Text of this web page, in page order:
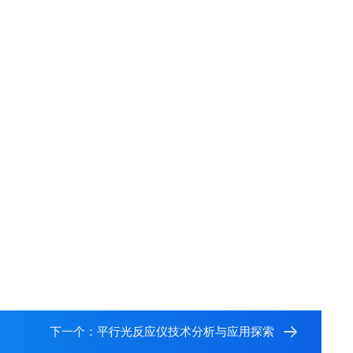
下一个： 平行光反应仪技术分析与应用探索